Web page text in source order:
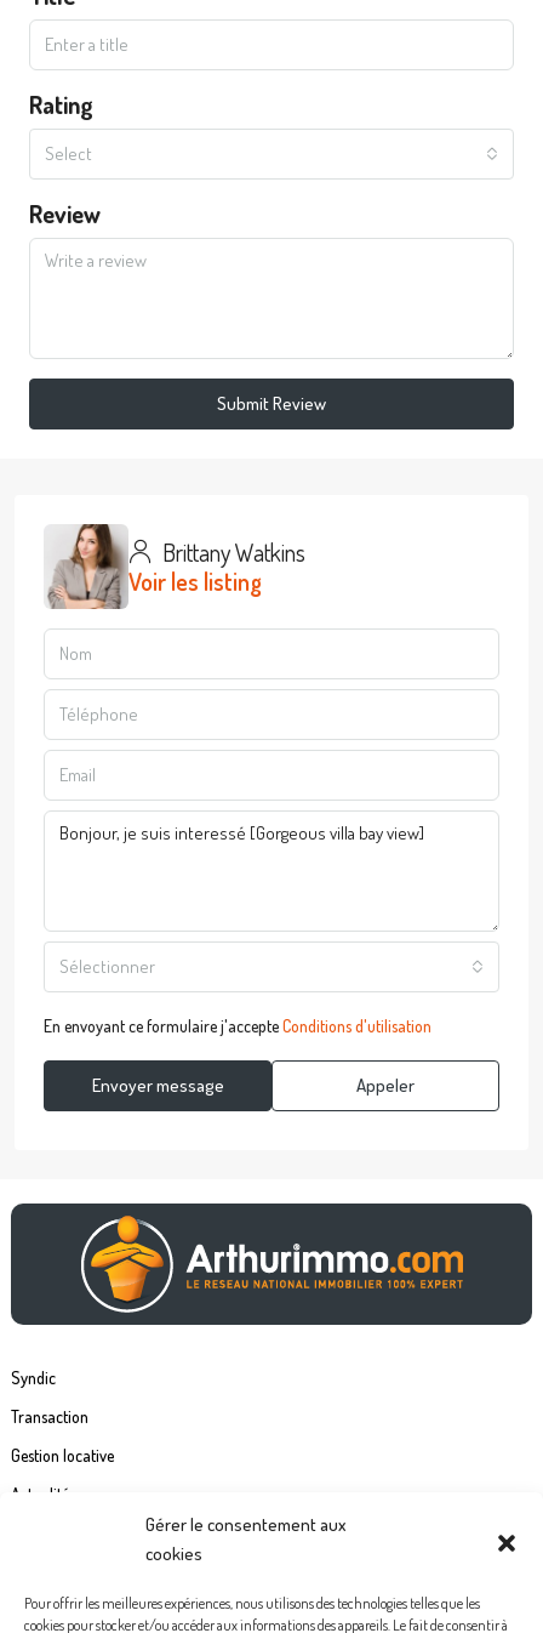
Gérer le consentement aux
cookies
Pour offrir les meilleures expériences, nous utilisons des technologies telles que les
cookies pour stocker et/ou accéder aux informations des appareils. Le fait de consentir à
Rating
Select
Review
Submit Review
Brittany Watkins
Voir les listing
Sélectionner
En envoyant ce formulaire j'accepteConditions d'utilisation
Envoyer message Appeler
Syndic
Transaction
Gestion locative
Actualités